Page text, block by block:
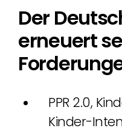
Der
erneuert
PPR 2.0,
Kinder-